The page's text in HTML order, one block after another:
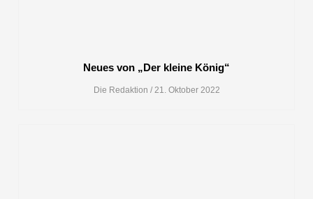
Neues von „Der kleine König“
Die Redaktion 21. Oktober 2022